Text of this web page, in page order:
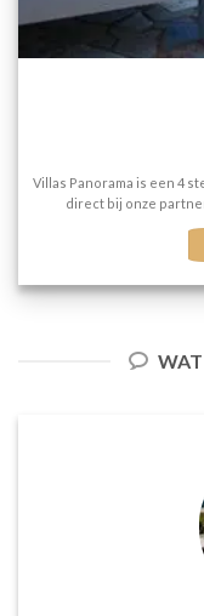
Villas Panorama is een 4
direct bij onze
WAT